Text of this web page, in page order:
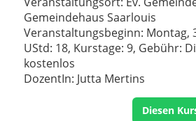
Gemeindehaus Saarlouis
Veranstaltungsbeginn: Montag,
UStd: 18, Kurstage: 9, Gebühr:
kostenlos
DozentIn: Jutta Mertins
Diesen